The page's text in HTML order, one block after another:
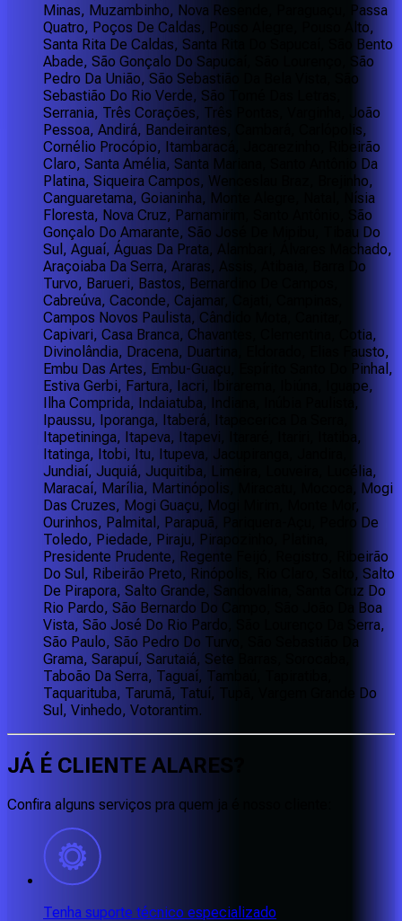
Minas, Muzambinho, Nova Resende, Paraguaçu, Passa
Quatro, Poços De Caldas, Pouso Alegre, Pouso Alto,
Santa Rita De Caldas, Santa Rita Do Sapucaí, São Bento
Abade, São Gonçalo Do Sapucaí, São Lourenço, São
Pedro Da União, São Sebastião Da Bela Vista, São
Sebastião Do Rio Verde, São Tomé Das Letras,
Serrania, Três Corações, Três Pontas, Varginha, João
Pessoa, Andirá, Bandeirantes, Cambará, Carlópolis,
Cornélio Procópio, Itambaracá, Jacarezinho, Ribeirão
Claro, Santa Amélia, Santa Mariana, Santo Antônio Da
Platina, Siqueira Campos, Wenceslau Braz, Brejinho,
Canguaretama, Goianinha, Monte Alegre, Natal, Nísia
Floresta, Nova Cruz, Parnamirim, Santo Antônio, São
Gonçalo Do Amarante, São José De Mipibu, Tibau Do
Sul, Aguaí, Águas Da Prata, Alambari, Álvares Machado,
Araçoiaba Da Serra, Araras, Assis, Atibaia, Barra Do
Turvo, Barueri, Bastos, Bernardino De Campos,
Cabreúva, Caconde, Cajamar, Cajati, Campinas,
Campos Novos Paulista, Cândido Mota, Canitar,
Capivari, Casa Branca, Chavantes, Clementina, Cotia,
Divinolândia, Dracena, Duartina, Eldorado, Elias Fausto,
Embu Das Artes, Embu-Guaçu, Espírito Santo Do Pinhal,
Estiva Gerbi, Fartura, Iacri, Ibirarema, Ibiúna, Iguape,
Ilha Comprida, Indaiatuba, Indiana, Inúbia Paulista,
Ipaussu, Iporanga, Itaberá, Itapecerica Da Serra,
Itapetininga, Itapeva, Itapevi, Itararé, Itariri, Itatiba,
Itatinga, Itobi, Itu, Itupeva, Jacupiranga, Jandira,
Jundiaí, Juquiá, Juquitiba, Limeira, Louveira, Lucélia,
Maracaí, Marília, Martinópolis, Miracatu, Mococa, Mogi
Das Cruzes, Mogi Guaçu, Mogi Mirim, Monte Mor,
Ourinhos, Palmital, Parapuã, Pariquera-Açu, Pedro De
Toledo, Piedade, Piraju, Pirapozinho, Platina,
Presidente Prudente, Regente Feijó, Registro, Ribeirão
Do Sul, Ribeirão Preto, Rinópolis, Rio Claro, Salto, Salto
De Pirapora, Salto Grande, Sandovalina, Santa Cruz Do
Rio Pardo, São Bernardo Do Campo, São João Da Boa
Vista, São José Do Rio Pardo, São Lourenço Da Serra,
São Paulo, São Pedro Do Turvo, São Sebastião Da
Grama, Sarapuí, Sarutaiá, Sete Barras, Sorocaba,
Taboão Da Serra, Taguaí, Tambaú, Tapiratiba,
Taquarituba, Tarumã, Tatuí, Tupã, Vargem Grande Do
Sul, Vinhedo, Votorantim.
JÁ É CLIENTE ALARES
Confira alguns serviços pra quem ja é nosso cliente:
Tenha suporte técnico especializado